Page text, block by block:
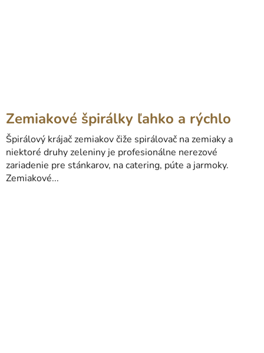
Zemiakové špirálky ľahko a rýchlo
Špirálový krájač zemiakov čiže spirálovač na zemiaky a
niektoré druhy zeleniny je profesionálne nerezové
zariadenie pre stánkarov, na catering, púte a jarmoky.
Zemiakové...